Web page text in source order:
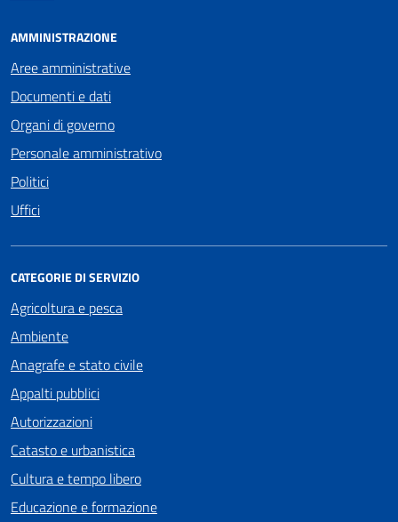
AMMINISTRAZIONE
Aree amministrative
Documenti e dati
Organi di governo
Personale amministrativo
Politici
Uffici
CATEGORIE DI SERVIZIO
Agricoltura e pesca
Ambiente
Anagrafe e stato civile
Appalti pubblici
Autorizzazioni
Catasto e urbanistica
Cultura e tempo libero
Educazione e formazione